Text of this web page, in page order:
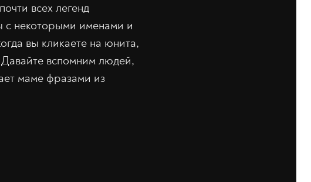
всех легенд
с некоторыми именами и
вы кликаете на юнита,
вспомним людей,
маме фразами из